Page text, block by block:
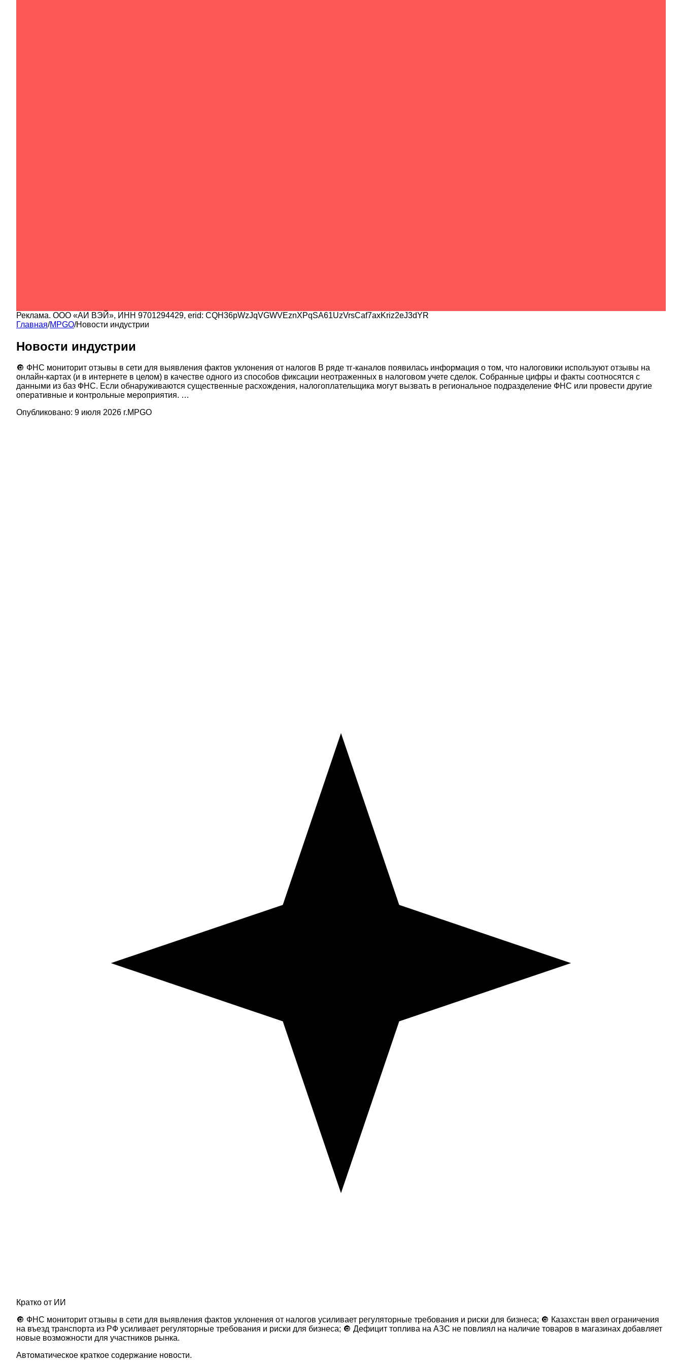
Реклама. ООО «АИ ВЭЙ», ИНН 9701294429, erid: CQH36pWzJqVGWVEznXPqSA61UzVrsCaf7axKriz2eJ3dYR
Главная/MPGO/Новости индустрии
Новости индустрии
🔘 ФНС мониторит отзывы в сети для выявления фактов уклонения от налогов В ряде тг-каналов появилась информация о том, что налоговики используют отзывы на
онлайн-картах (и в интернете в целом) в качестве одного из способов фиксации неотраженных в налоговом учете сделок. Собранные цифры и факты соотносятся с
данными из баз ФНС. Если обнаруживаются существенные расхождения, налогоплательщика могут вызвать в региональное подразделение ФНС или провести другие
оперативные и контрольные мероприятия. …
Опубликовано: 9 июля 2026 г.MPGO
Кратко от ИИ
🔘 ФНС мониторит отзывы в сети для выявления фактов уклонения от налогов усиливает регуляторные требования и риски для бизнеса; 🔘 Казахстан ввел ограничения
на въезд транспорта из РФ усиливает регуляторные требования и риски для бизнеса; 🔘 Дефицит топлива на АЗС не повлиял на наличие товаров в магазинах добавляет
новые возможности для участников рынка.
Автоматическое краткое содержание новости.